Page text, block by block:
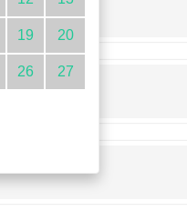
19 20
26 27